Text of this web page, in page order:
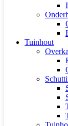
Tuinhout